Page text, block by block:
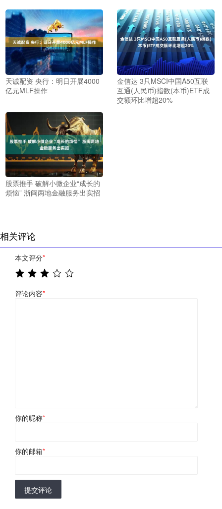
天诚配资 央行：明日开展4000
亿元MLF操作
金信达 3只MSCI中国A50互联
互通(人民币)指数(本币)ETF成
交额环比增超20%
股票推手 破解小微企业“成长的
烦恼” 浙闽两地金融服务出实招
相关评论
本文评分*
评论内容*
你的昵称*
你的邮箱*
提交评论